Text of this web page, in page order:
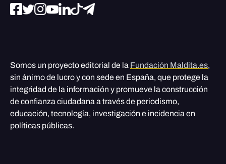
Somos un proyecto editorial de la Fundación Maldita.es,
sin ánimo de lucro y con sede en España, que protege la
integridad de la información y promueve la construcción
de confianza ciudadana a través de periodismo,
educación, tecnología, investigación e incidencia en
políticas públicas.